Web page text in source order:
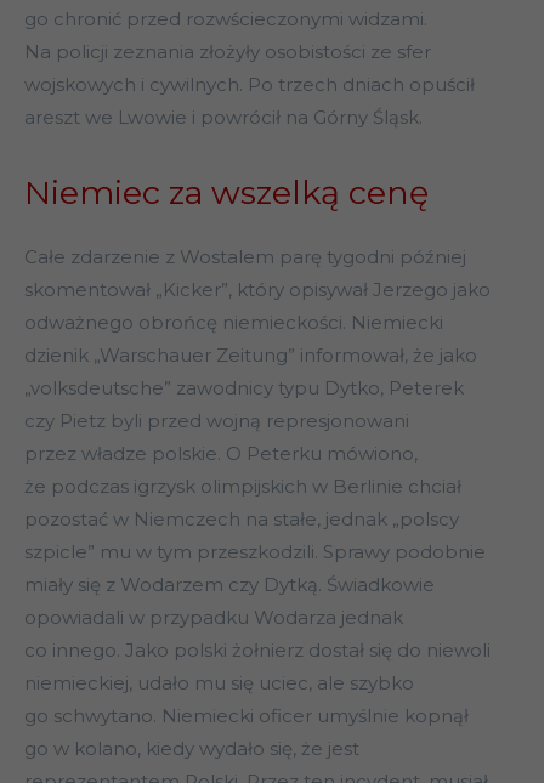
go chronić przed rozwścieczonymi widzami.
Na policji zeznania złożyły osobistości ze sfer
wojskowych i cywilnych. Po trzech dniach opuścił
areszt we Lwowie i powrócił na Górny Śląsk.
Niemiec za wszelką cenę
Całe zdarzenie z Wostalem parę tygodni później
skomentował „Kicker”, który opisywał Jerzego jako
odważnego obrońcę niemieckości. Niemiecki
dzienik „Warschauer Zeitung” informował, że jako
„volksdeutsche” zawodnicy typu Dytko, Peterek
czy Pietz byli przed wojną represjonowani
przez władze polskie. O Peterku mówiono,
że podczas igrzysk olimpijskich w Berlinie chciał
pozostać w Niemczech na stałe, jednak „polscy
szpicle” mu w tym przeszkodzili. Sprawy podobnie
miały się z Wodarzem czy Dytką. Świadkowie
opowiadali w przypadku Wodarza jednak
co innego. Jako polski żołnierz dostał się do niewoli
niemieckiej, udało mu się uciec, ale szybko
go schwytano. Niemiecki oficer umyślnie kopnął
go w kolano, kiedy wydało się, że jest